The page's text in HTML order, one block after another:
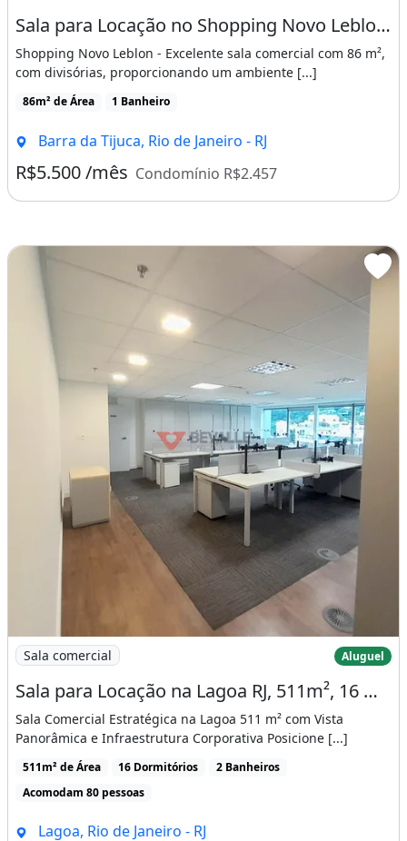
Sala para Locação no Shopping Novo Leblon - Barra da Tijuca com 86m² por R$5.500,00
Shopping Novo Leblon - Excelente sala comercial com 86 m²,
com divisórias, proporcionando um ambiente [...]
86m² de Área 1 Banheiro
Barra da Tijuca, Rio de Janeiro - RJ
R$5.500 /mês Condomínio R$2.457
Imagem: Sala para Locação na Lagoa RJ, 511m²
Sala comercial Aluguel
Sala para Locação na Lagoa RJ, 511m², 16 Quartos, 2 Banheiros
Sala Comercial Estratégica na Lagoa 511 m² com Vista
Panorâmica e Infraestrutura Corporativa Posicione [...]
511m² de Área 16 Dormitórios
2 Banheiros
Acomodam 80 pessoas
Lagoa, Rio de Janeiro - RJ